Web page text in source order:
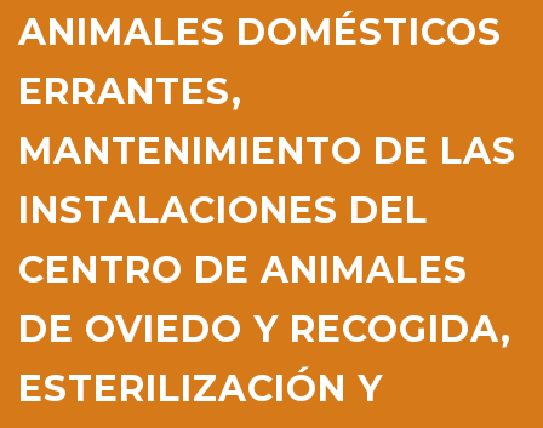
ANIMALES DOMÉSTICOS
ERRANTES,
MANTENIMIENTO DE LAS
INSTALACIONES DEL
CENTRO DE ANIMALES
DE OVIEDO Y RECOGIDA,
ESTERILIZACIÓN Y